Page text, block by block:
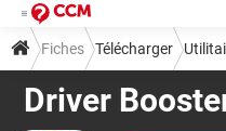
Driver
Fiches Télécharger